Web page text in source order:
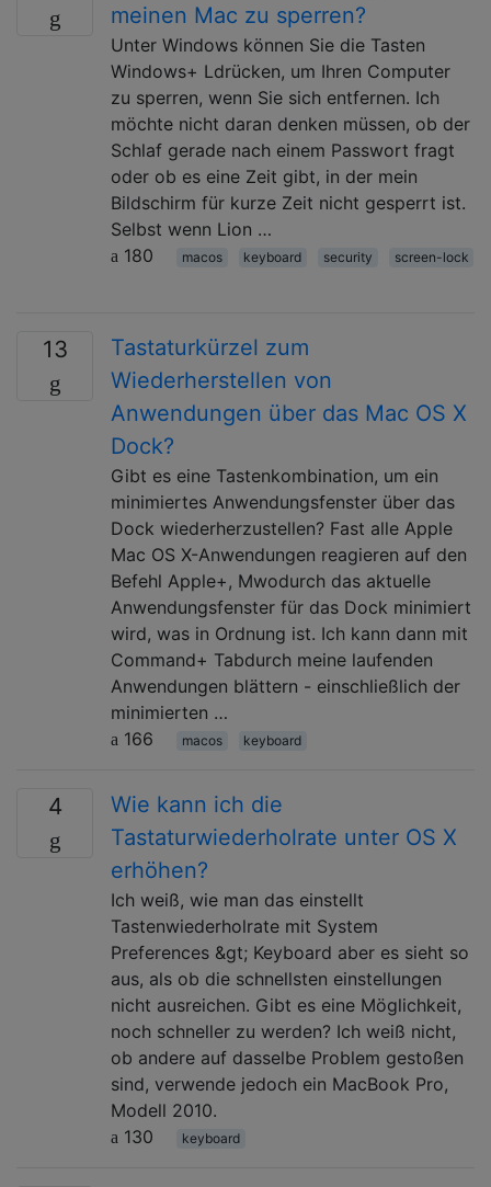
meinen Mac zu sperren?
Unter Windows können Sie die Tasten
Windows+ Ldrücken, um Ihren Computer
zu sperren, wenn Sie sich entfernen. Ich
möchte nicht daran denken müssen, ob der
Schlaf gerade nach einem Passwort fragt
oder ob es eine Zeit gibt, in der mein
Bildschirm für kurze Zeit nicht gesperrt ist.
Selbst wenn Lion …
180
macos keyboard security screen-lock
13
Tastaturkürzel zum
Wiederherstellen von
Anwendungen über das Mac OS X
Dock?
Gibt es eine Tastenkombination, um ein
minimiertes Anwendungsfenster über das
Dock wiederherzustellen? Fast alle Apple
Mac OS X-Anwendungen reagieren auf den
Befehl Apple+, Mwodurch das aktuelle
Anwendungsfenster für das Dock minimiert
wird, was in Ordnung ist. Ich kann dann mit
Command+ Tabdurch meine laufenden
Anwendungen blättern - einschließlich der
minimierten …
166
macos keyboard
4
Wie kann ich die
Tastaturwiederholrate unter OS X
erhöhen?
Ich weiß, wie man das einstellt
Tastenwiederholrate mit System
Preferences &gt; Keyboard aber es sieht so
aus, als ob die schnellsten einstellungen
nicht ausreichen. Gibt es eine Möglichkeit,
noch schneller zu werden? Ich weiß nicht,
ob andere auf dasselbe Problem gestoßen
sind, verwende jedoch ein MacBook Pro,
Modell 2010.
130
keyboard